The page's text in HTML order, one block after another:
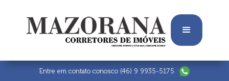
Entre em contato conosco (46) 9 9935-5175